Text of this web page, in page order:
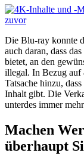
Die Blu-ray konnte
auch daran, dass
bietet, an den
illegal. In Bezug auf
Tatsache hinzu,
Inhalt gibt. Die
unterdes immer
Machen
überhaupt